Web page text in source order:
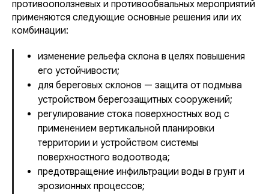
противооползневых и противообвальных мероприятий
применяются следующие основные решения или их
комбинации:
изменение рельефа склона в целях повышения
его устойчивости;
для береговых склонов — защита от подмыва
устройством берегозащитных сооружений;
регулирование стока поверхностных вод с
применением вертикальной планировки
территории и устройством системы
поверхностного водоотвода;
предотвращение инфильтрации воды в грунт и
эрозионных процессов;